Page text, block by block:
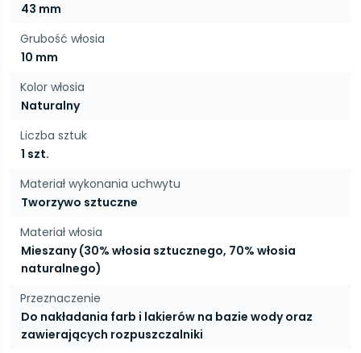
43 mm
Grubość włosia
10 mm
Kolor włosia
Naturalny
Liczba sztuk
1 szt.
Materiał wykonania uchwytu
Tworzywo sztuczne
Materiał włosia
Mieszany (30% włosia sztucznego, 70% włosia
naturalnego)
Przeznaczenie
Do nakładania farb i lakierów na bazie wody oraz
zawierających rozpuszczalniki